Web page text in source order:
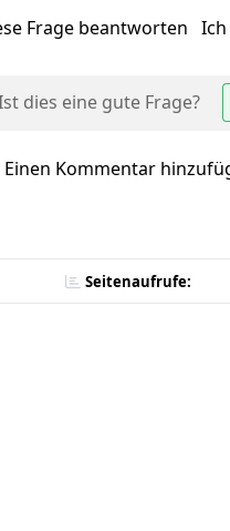
Frage beantworten
dies eine gute Frage?
Einen Kommentar
Seitenaufrufe: